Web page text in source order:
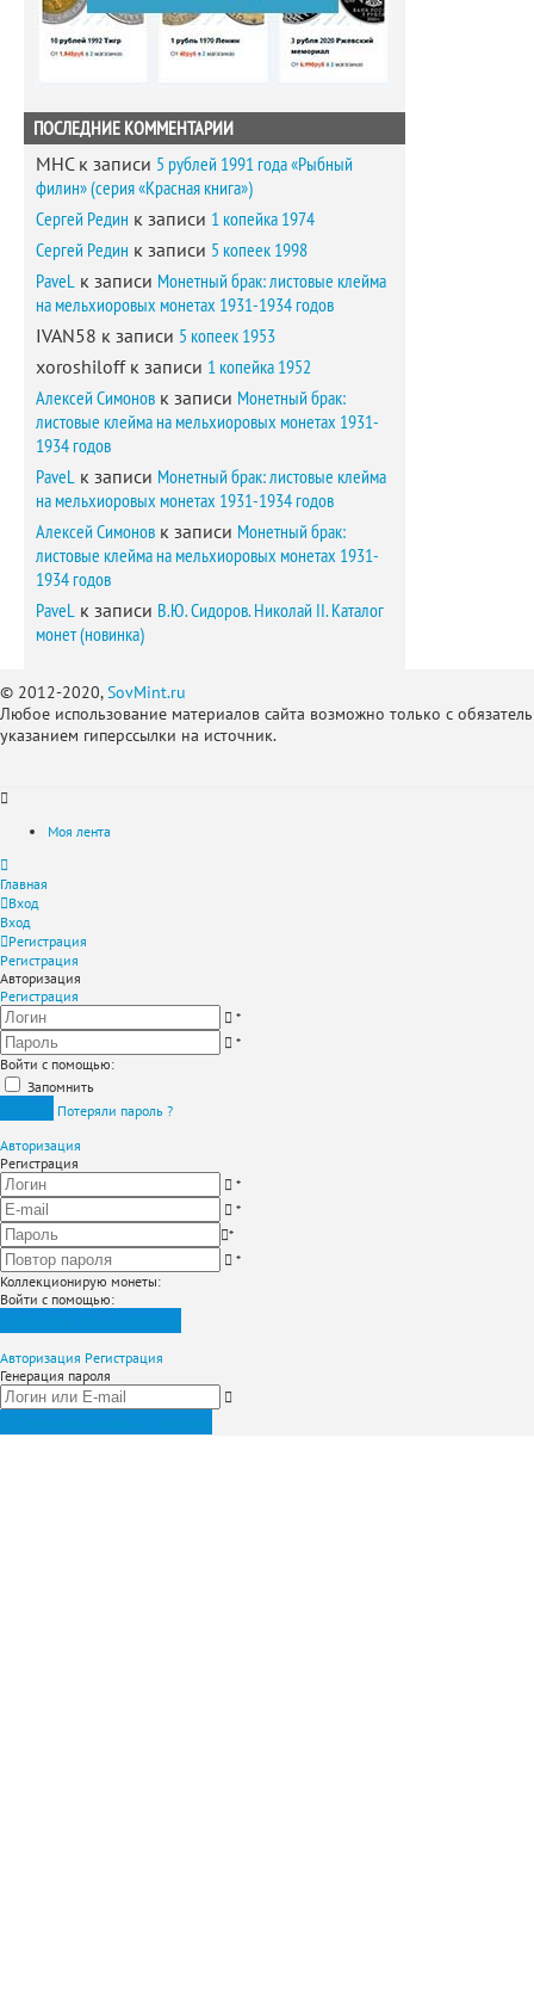
ПОСЛЕДНИЕ КОММЕНТАРИИ
MHCк записи 5 рублей 1991 года «Рыбный
филин» (серия «Красная книга»)
Сергей Редин к записи 1 копейка 1974
Сергей Редин к записи 5 копеек 1998
PaveL к записи Монетный брак: листовые клейма
на мельхиоровых монетах 1931-1934 годов
IVAN58 к записи 5 копеек 1953
xoroshiloffк записи 1 копейка 1952
Алексей Симонов к записи Монетный брак:
листовые клейма на мельхиоровых монетах 1931-
1934 годов
PaveL к записи Монетный брак: листовые клейма
на мельхиоровых монетах 1931-1934 годов
Алексей Симонов к записи Монетный брак:
листовые клейма на мельхиоровых монетах 1931-
1934 годов
PaveL к записи В.Ю. Сидоров. Николай II. Каталог
монет (новинка)
© 2012-2020,SovMint.ru
Любое использование материалов сайта возможно только с
указанием гиперссылки на источник.
Моя лента
Главная
Вход
Вход
Регистрация
Регистрация
Авторизация
Регистрация
*
*
Войти с помощью:
Запомнить
Потеряли пароль ?
Авторизация
Регистрация
*
*
*
*
Коллекционирую монеты:
Войти с помощью:
Авторизация Регистрация
Генерация пароля